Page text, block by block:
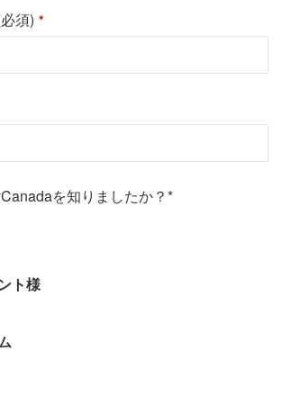
須) *
を知りましたか？*
ト様